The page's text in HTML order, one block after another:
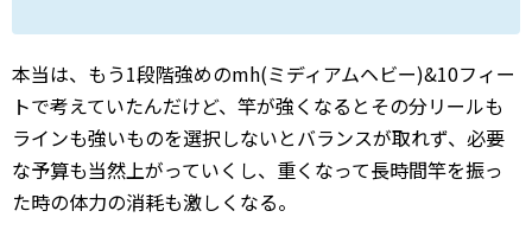
本当は、もう1段階強めのmh(ミディアムヘビー)&10フィー
トで考えていたんだけど、竿が強くなるとその分リールも
ラインも強いものを選択しないとバランスが取れず、必要
な予算も当然上がっていくし、重くなって長時間竿を振っ
た時の体力の消耗も激しくなる。